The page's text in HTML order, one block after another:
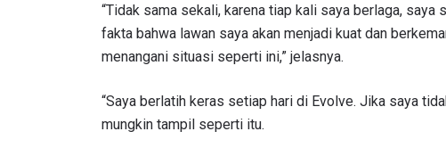
“Tidak sama sekali, karena tiap kali saya berlaga,
fakta bahwa lawan saya akan menjadi kuat dan
menangani situasi seperti ini,” jelasnya.
“Saya berlatih keras setiap hari di Evolve. Jika saya
mungkin tampil seperti itu.
IKUTI